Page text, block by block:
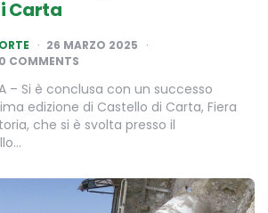
Carta
26 MARZO 2025
0 COMMENTS
– Si è conclusa con un successo
edizione di Castello di Carta, Fiera
che si è svolta presso il